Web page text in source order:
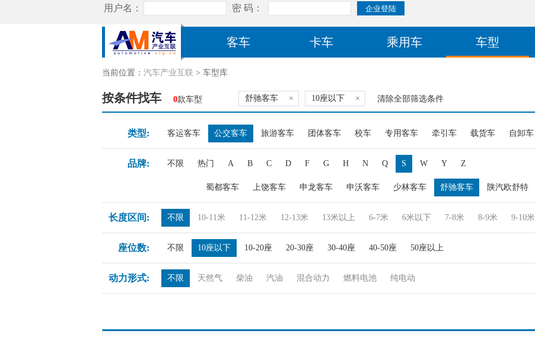
客车 卡车 乘用车 车型
当前位置： 汽车产业互联 > 车型库
按条件找车 0款车型 舒驰客车 × 10座以下 × 清除全部筛选条件
类型: 客运客车 公交客车 旅游客车 团体客车 校车 专用客车 牵引车 载货车 自卸车
品牌: 不限 热门 A B C D F G H N Q S W Y Z
蜀都客车 上饶客车 申龙客车 申沃客车 少林客车 舒驰客车 陕汽欧舒特
长度区间: 不限 10-11米 11-12米 12-13米 13米以上 6-7米 6米以下 7-8米 8-9米 9-10米
座位数: 不限 10座以下 10-20座 20-30座 30-40座 40-50座 50座以上
动力形式: 不限 天然气 柴油 汽油 混合动力 燃料电池 纯电动